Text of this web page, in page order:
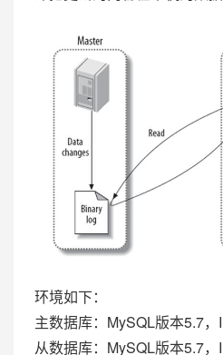
环境如下：
主数据库：MySQL版本5.7
从数据库：MySQL版本5.7